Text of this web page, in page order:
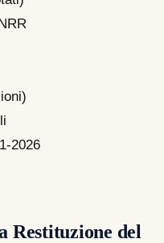
2026
Restituzione del